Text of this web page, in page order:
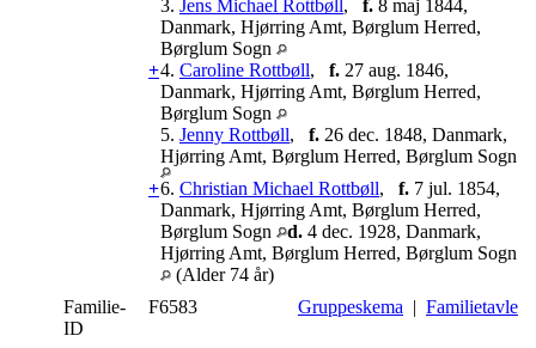
3. Jens Michael Rottbøll, f. 8 maj 1844,
Danmark, Hjørring Amt, Børglum Herred,
Børglum Sogn
+4. Caroline Rottbøll, f. 27 aug. 1846,
Danmark, Hjørring Amt, Børglum Herred,
Børglum Sogn
5. Jenny Rottbøll, f. 26 dec. 1848, Danmark,
Hjørring Amt, Børglum Herred, Børglum Sogn
+6. Christian Michael Rottbøll, f. 7 jul. 1854,
Danmark, Hjørring Amt, Børglum Herred,
Børglum Sogn
d. 4 dec. 1928, Danmark,
Hjørring Amt, Børglum Herred, Børglum Sogn
(Alder 74 år)
Familie-
ID
F6583 Gruppeskema | Familietavle